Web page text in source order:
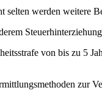
selten werden
von bis zu 5
zur